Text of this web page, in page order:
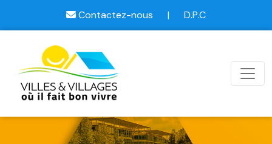
Contactez-nous | D.P.C